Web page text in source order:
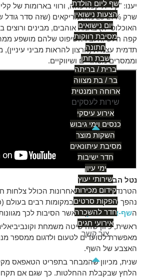
שף ליום הולדת
הצעות נישואין
יום נישואים
מסיבת רווקות
חתונה
שבת חתן
ברית / בריתה
בר / בת מצווה
ארוחה רומנטית
שירות לעסקים
אירוע עיסקי
כנסים וימי גיבוש
השקות מוצר
מסיבת עיתונאים
חדר ישיבות
ימי עיון
שירותי יעוץ
קידום מכירות
הפקות סרטים
חדר להשכרה
אירועי חגים
צור קשר
יענו: "קליית קפה כהה, ורווי בארומות של
שרק 25-27% מהאמריקאים (שזה סדר
האוכלוסייה) באמת אוהבים, מבינים ורוצים
קפה חלש וחלבי. השיפוט שלהם מושפע
תדמית עצמית (הרצון להראות מביני
וממסרים מסחריים ושיווקיים.
נטל הבחירה
הטרנד של השנים האחרונות הכולל צלחות
נהפך כל כך פופולרי במקומות רבים בעולם
השף-ארז שטרן). כאשר הסיבות לכך
ראשית, כיוון שזה שיטה משמחת
מאפשרת לסועדים לטעום ולדגום ממספר
האצבע של השף.
שנית, מכיוון שהמבחר בתפריט הטאפאס